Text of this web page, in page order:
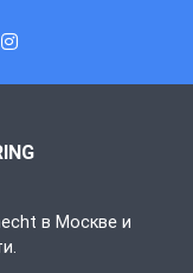
в Москве и